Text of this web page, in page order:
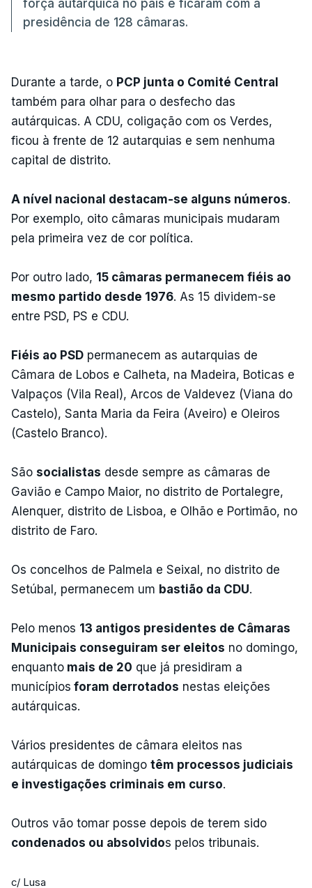
força autárquica no país e ficaram com a
presidência de 128 câmaras.
Durante a tarde, o PCP junta o Comité Central
também para olhar para o desfecho das
autárquicas. A CDU, coligação com os Verdes,
ficou à frente de 12 autarquias e sem nenhuma
capital de distrito.
A nível nacional destacam-se alguns números.
Por exemplo, oito câmaras municipais mudaram
pela primeira vez de cor política.
Por outro lado, 15 câmaras permanecem fiéis ao
mesmo partido desde 1976. As 15 dividem-se
entre PSD, PS e CDU.
Fiéis ao PSD permanecem as autarquias de
Câmara de Lobos e Calheta, na Madeira, Boticas e
Valpaços (Vila Real), Arcos de Valdevez (Viana do
Castelo), Santa Maria da Feira (Aveiro) e Oleiros
(Castelo Branco).
São socialistas desde sempre as câmaras de
Gavião e Campo Maior, no distrito de Portalegre,
Alenquer, distrito de Lisboa, e Olhão e Portimão, no
distrito de Faro.
Os concelhos de Palmela e Seixal, no distrito de
Setúbal, permanecem um bastião da CDU.
Pelo menos 13 antigos presidentes de Câmaras
Municipais conseguiram ser eleitos no domingo,
enquanto mais de 20 que já presidiram a
municípios foram derrotados nestas eleições
autárquicas.
Vários presidentes de câmara eleitos nas
autárquicas de domingo têm processos judiciais
e investigações criminais em curso.
Outros vão tomar posse depois de terem sido
condenados ou absolvidos pelos tribunais.
c/ Lusa